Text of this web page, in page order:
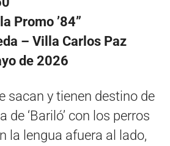
Promo ’84”
– Villa Carlos Paz
de 2026
sacan y tienen destino de
de ‘Bariló’ con los perros
la lengua afuera al lado,